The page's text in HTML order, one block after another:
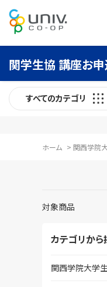
関学生協 講座お
すべてのカテゴリ
ホーム > 関西学院
対象商品
カテゴリから
関西学院大学